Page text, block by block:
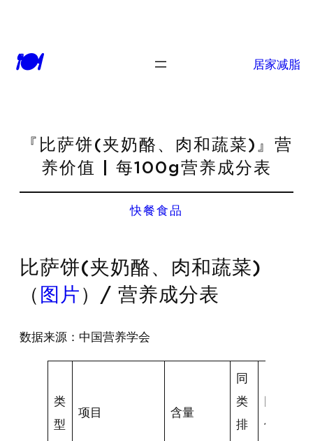
🍽 居家减脂
『比萨饼(夹奶酪、肉和蔬菜)』营
养价值 | 每100g营养成分表
快餐食品
比萨饼(夹奶酪、肉和蔬菜)
（ 图片 ）/ 营养成分表
数据来源：中国营养学会
类
型
项目 含量
同
类
排
值